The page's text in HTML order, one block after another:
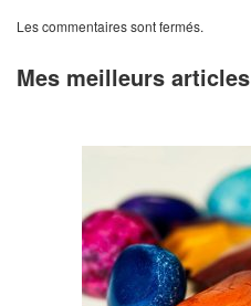
Les commentaires sont fermés.
Mes meilleurs articles